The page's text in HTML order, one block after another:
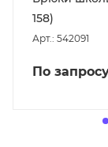
158)
Арт.: 542091
По